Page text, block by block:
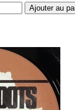
Ajouter au